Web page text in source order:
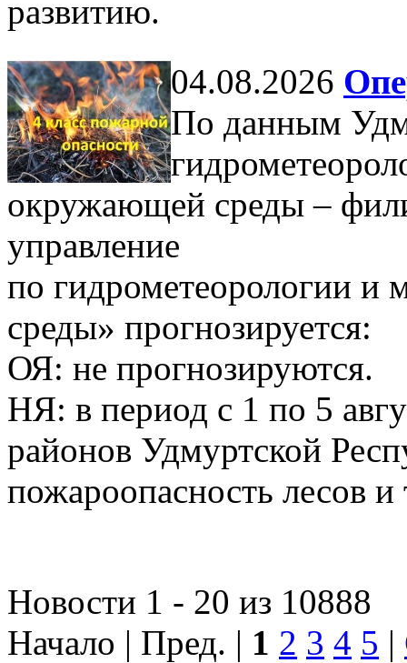
развитию.
04.08.2026
По данным
окружающей среды –
управление
по гидрометеорологии
среды» прогнозируется:
ОЯ: не прогнозируются.
НЯ: в период с 1 по 5
районов Удмуртской
пожароопасность лесов
Новости 1 - 20 из 10888
Начало | Пред. | 1 2 3 4 5 |